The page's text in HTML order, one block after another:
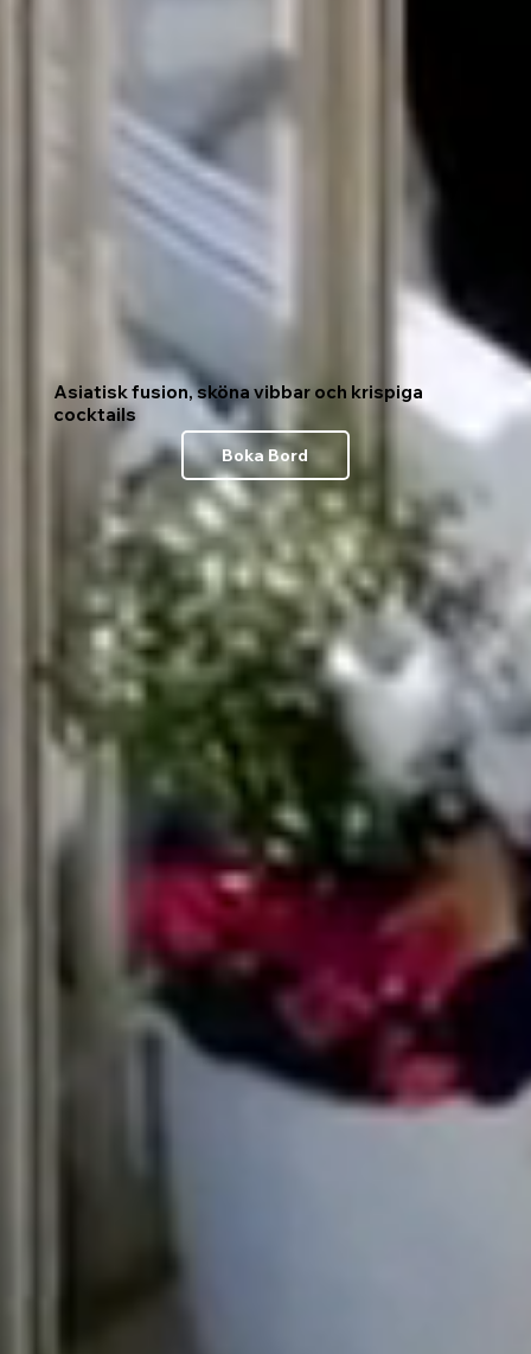
Asiatisk fusion, sköna vibbar och krispiga
cocktails
Boka Bord